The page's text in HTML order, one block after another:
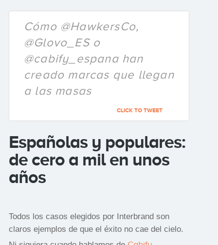
Cómo @HawkersCo,
@Glovo_ES o
@cabify_espana han
creado marcas que llegan
a las masas
CLICK TO TWEET
Españolas y populares:
de cero a mil en unos
años
Todos los casos elegidos por Interbrand son
claros ejemplos de que el éxito no cae del cielo.